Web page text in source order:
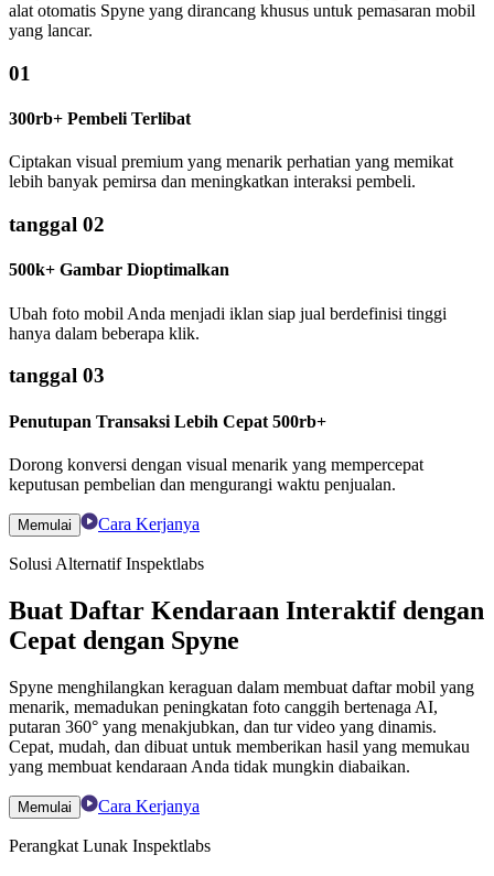
alat otomatis Spyne yang dirancang khusus untuk pemasaran mobil
yang lancar.
01
300rb+ Pembeli Terlibat
Ciptakan visual premium yang menarik perhatian yang memikat
lebih banyak pemirsa dan meningkatkan interaksi pembeli.
tanggal 02
500k+ Gambar Dioptimalkan
Ubah foto mobil Anda menjadi iklan siap jual berdefinisi tinggi
hanya dalam beberapa klik.
tanggal 03
Penutupan Transaksi Lebih Cepat 500rb+
Dorong konversi dengan visual menarik yang mempercepat
keputusan pembelian dan mengurangi waktu penjualan.
Memulai Cara Kerjanya
Solusi Alternatif Inspektlabs
Buat Daftar Kendaraan Interaktif dengan
Cepat dengan Spyne
Spyne menghilangkan keraguan dalam membuat daftar mobil yang
menarik, memadukan peningkatan foto canggih bertenaga AI,
putaran 360° yang menakjubkan, dan tur video yang dinamis.
Cepat, mudah, dan dibuat untuk memberikan hasil yang memukau
yang membuat kendaraan Anda tidak mungkin diabaikan.
Memulai Cara Kerjanya
Perangkat Lunak Inspektlabs